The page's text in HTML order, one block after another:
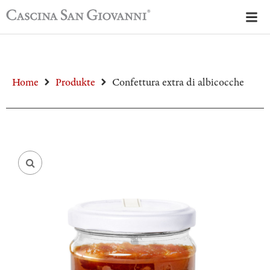
Home Produkte Confettura extra di albicocche